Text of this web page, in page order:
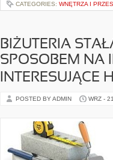
CATEGORIES: WNĘTRZA I
BIŻUTERIA
SPOSOBEM NA
INTERESUJĄCE
POSTED BY ADMIN WRZ -